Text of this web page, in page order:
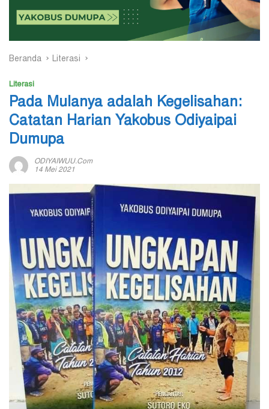
Beranda Literasi
Literasi
Pada Mulanya adalah Kegelisahan:
Catatan Harian Yakobus Odiyaipai
Dumupa
ODIYAIWUU.com
14 Mei 2021